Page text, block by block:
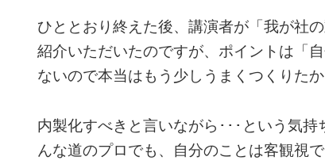
ひととおり終えた後、講演者が「我が社
紹介いただいたのですが、ポイントは「
ないので本当はもう少しうまくつくりたか
内製化すべきと言いながら･･･という気
んな道のプロでも、自分のことは客観視